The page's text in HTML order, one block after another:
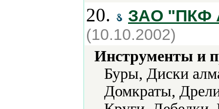
20. ЗАО "ПКФ
(10.10.2002)
Инструменты и
Буры, Диски
Домкраты,